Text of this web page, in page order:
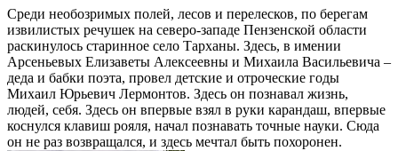
Среди необозримых полей, лесов и перелесков, по берегам
извилистых речушек на северо-западе Пензенской области
раскинулось старинное село Тарханы. Здесь, в имении
Арсеньевых Елизаветы Алексеевны и Михаила Васильевича –
деда и бабки поэта, провел детские и отроческие годы
Михаил Юрьевич Лермонтов. Здесь он познавал жизнь,
людей, себя. Здесь он впервые взял в руки карандаш, впервые
коснулся клавиш рояля, начал познавать точные науки. Сюда
он не раз возвращался, и здесь мечтал быть похоронен.